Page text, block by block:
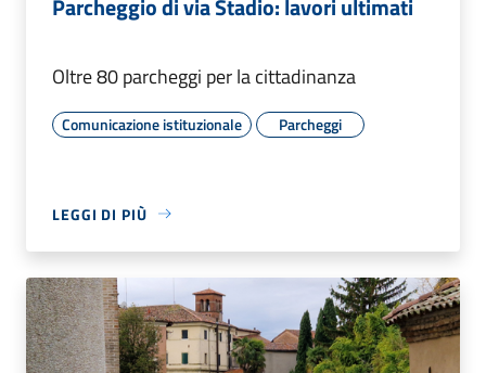
Parcheggio di via Stadio: lavori ultimati
Oltre 80 parcheggi per la cittadinanza
Comunicazione istituzionale Parcheggi
LEGGI DI PIÙ